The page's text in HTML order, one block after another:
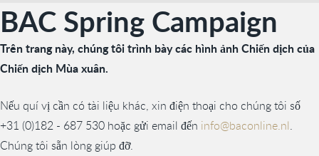
BAC Spring Campaign
Trên trang này, chúng tôi trình bày các hình ảnh Chiến dịch của
Chiến dịch Mùa xuân.
Nếu quí vị cần có tài liệu khác, xin điện thoại cho chúng tôi số
+31 (0)182 - 687 530 hoặc gửi email đến info@baconline.nl.
Chúng tôi sẵn lòng giúp đỡ.